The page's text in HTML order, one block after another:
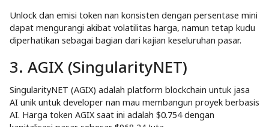
Unlock dan emisi token nan konsisten dengan persentase mini
dapat mengurangi akibat volatilitas harga, namun tetap kudu
diperhatikan sebagai bagian dari kajian keseluruhan pasar.
3. AGIX (SingularityNET)
SingularityNET (AGIX) adalah platform blockchain untuk jasa
AI unik untuk developer nan mau membangun proyek berbasis
AI. Harga token AGIX saat ini adalah $0.754 dengan